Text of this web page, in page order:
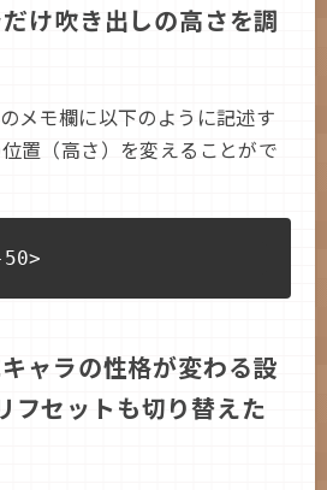
け吹き出しの高さを調
メモ欄に以下のように記述す
置（高さ）を変えることがで
ャラの性格が変わる設
フセットも切り替えた